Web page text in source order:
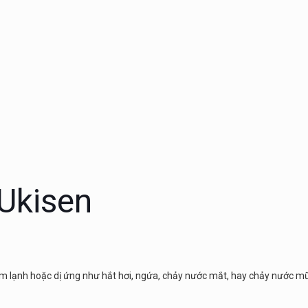
lạnh hoặc dị ứng như hắt hơi, ngứa, chảy nước mắt, hay chảy nước